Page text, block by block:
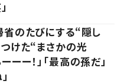
のたびにする“隠し
けた“まさかの光
ー！」「最高の孫だ」